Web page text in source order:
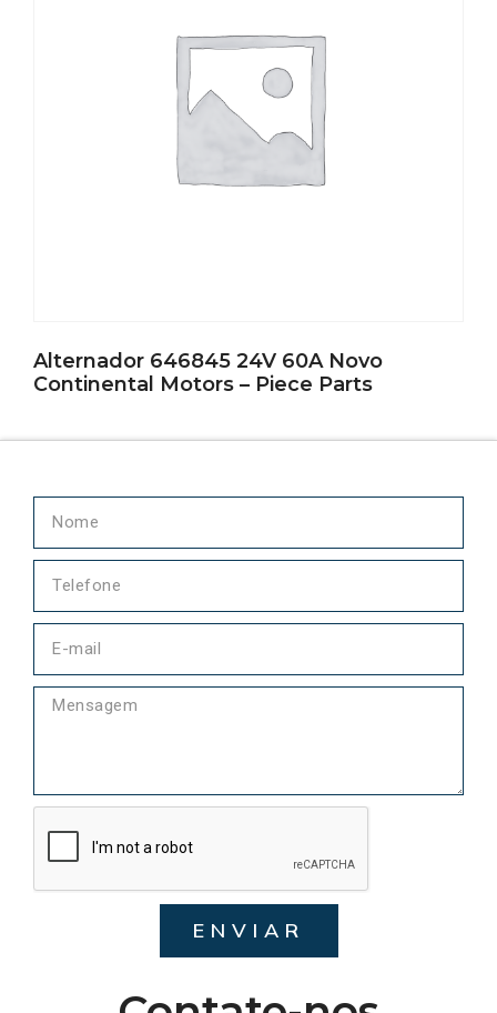
Alternador 646845 24V 60A Novo
Continental Motors – Piece Parts
ENVIAR